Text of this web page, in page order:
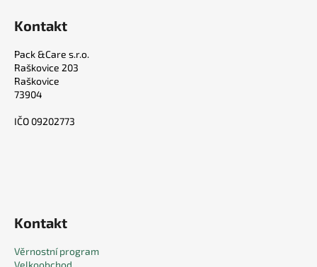
Kontakt
Pack &Care s.r.o.
Raškovice 203
Raškovice
73904
IČO 09202773
Kontakt
Věrnostní program
Velkoobchod